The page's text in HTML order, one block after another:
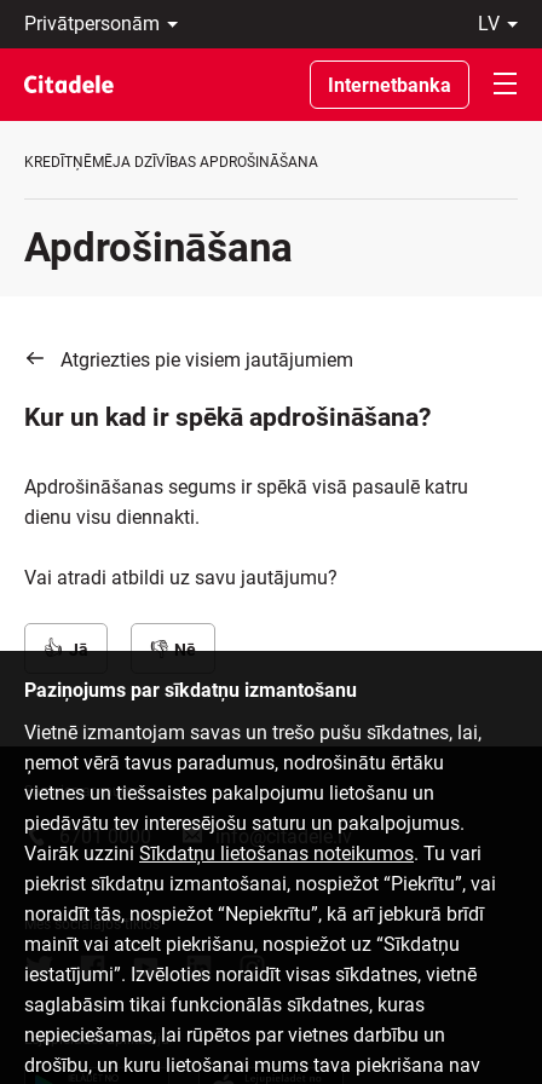
Privātpersonām
Uzņēmumiem
Private
Banking
Par
C
lv
Latviski
По-
русски
In
Internetbanka
KREDĪTŅĒMĒJA DZĪVĪBAS APDROŠINĀŠANA
Apdrošināšana
Atgriezties pie visiem jautājumiem
Kur un kad ir spēkā apdrošināšana?
Apdrošināšanas segums ir spēkā visā pasaulē katru
dienu visu diennakti.
Vai atradi atbildi uz savu jautājumu?
Jā Nē
Paziņojums par sīkdatņu izmantošanu
Vietnē izmantojam savas un trešo pušu sīkdatnes, lai,
ņemot vērā tavus paradumus, nodrošinātu ērtāku
vietnes un tiešsaistes pakalpojumu lietošanu un
piedāvātu tev interesējošu saturu un pakalpojumus.
Vairāk uzzini Sīkdatņu lietošanas noteikumos. Tu vari
piekrist sīkdatņu izmantošanai, nospiežot “Piekrītu”, vai
noraidīt tās, nospiežot “Nepiekrītu”, kā arī jebkurā brīdī
mainīt vai atcelt piekrišanu, nospiežot uz “Sīkdatņu
iestatījumi”. Izvēloties noraidīt visas sīkdatnes, vietnē
saglabāsim tikai funkcionālās sīkdatnes, kuras
nepieciešamas, lai rūpētos par vietnes darbību un
drošību, un kuru lietošanai mums tava piekrišana nav
Sazinies ar mums
6701 0000 info@citadele.lv
Mēs sociālajos tīklos
Lejupielādēt aplikāciju